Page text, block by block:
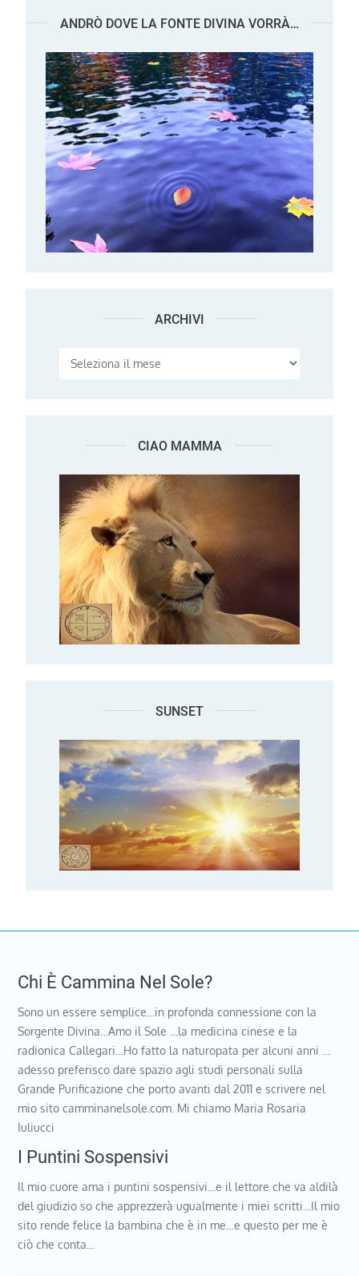
ANDRÒ DOVE LA FONTE DIVINA VORRÀ…
ARCHIVI Archivi
CIAO MAMMA
SUNSET
Chi È Cammina Nel Sole?
Sono un essere semplice…in profonda connessione con la
Sorgente Divina…Amo il Sole …la medicina cinese e la
radionica Callegari…Ho fatto la naturopata per alcuni anni …
adesso preferisco dare spazio agli studi personali sulla
Grande Purificazione che porto avanti dal 2011 e scrivere nel
mio sito camminanelsole.com. Mi chiamo Maria Rosaria
Iuliucci
I Puntini Sospensivi
Il mio cuore ama i puntini sospensivi…e il lettore che va aldilà
del giudizio so che apprezzerà ugualmente i miei scritti…Il mio
sito rende felice la bambina che è in me…e questo per me è
ciò che conta…